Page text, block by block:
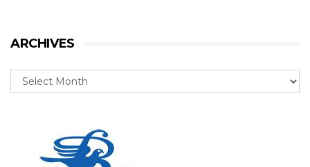
ARCHIVES